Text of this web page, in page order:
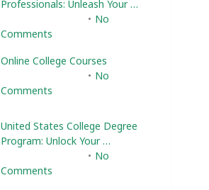
Professionals: Unleash Your …
No
Comments
Online College Courses
No
Comments
United States College Degree
Program: Unlock Your …
No
Comments